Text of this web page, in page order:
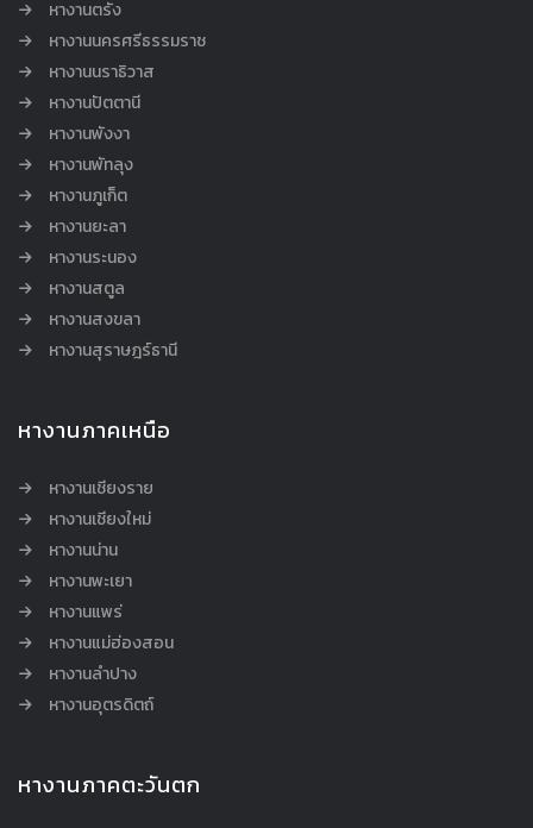
หางานตรัง
หางานนครศรีธรรมราช
หางานนราธิวาส
หางานปัตตานี
หางานพังงา
หางานพัทลุง
หางานภูเก็ต
หางานยะลา
หางานระนอง
หางานสตูล
หางานสงขลา
หางานสุราษฎร์ธานี
หางานภาคเหนือ
หางานเชียงราย
หางานเชียงใหม่
หางานน่าน
หางานพะเยา
หางานแพร่
หางานแม่ฮ่องสอน
หางานลำปาง
หางานอุตรดิตถ์
หางานภาคตะวันตก